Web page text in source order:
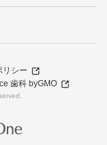
リシー
歯科 byGMO